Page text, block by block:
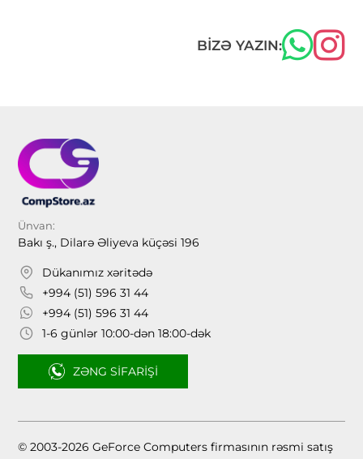
BIZƏ YAZIN:
Ünvan:
Bakı ş., Dilarə Əliyeva küçəsi 196
Dükanımız xəritədə
+994 (51) 596 31 44
+994 (51) 596 31 44
1-6 günlər 10:00-dən 18:00-dək
ZƏNG SIFARIŞI
© 2003-2026 GeForce Computers firmasının rəsmi satış